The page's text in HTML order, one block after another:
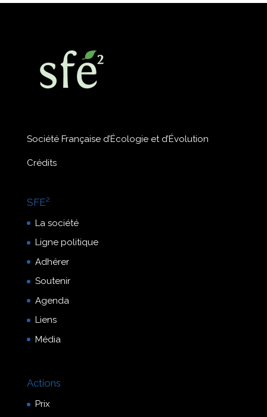
Société Française d’Écologie et d’Évolution
Crédits
SFE²
La société
Ligne politique
Adhérer
Soutenir
Agenda
Liens
Média
Actions
Prix